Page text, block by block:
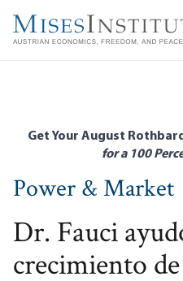
main
Get Your August
for a 100
Power & Market
Dr. Fauci
crecimiento